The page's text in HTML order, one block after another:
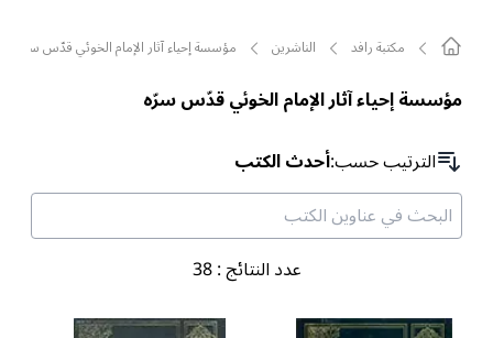
مکتبة رافد الناشرين مؤسسة إحياء آثار الإمام الخوئي قدّس سرّه
مؤسسة إحياء آثار الإمام الخوئي قدّس سرّه
الترتیب حسب:أحدث الكتب
عدد النتائج:
38